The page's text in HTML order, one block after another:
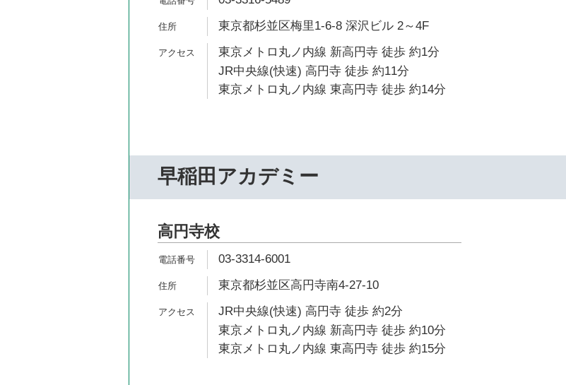
東京都杉並区梅里1-6-8 深沢ビル 2～4F
東京メトロ丸ノ内線 新高円寺 徒歩 約1分
JR中央線(快速) 高円寺 徒歩 約11分
東京メトロ丸ノ内線 東高円寺 徒歩 約14分
早稲田アカデミー
高円寺校
03-3314-6001
東京都杉並区高円寺南4-27-10
JR中央線(快速) 高円寺 徒歩 約2分
東京メトロ丸ノ内線 新高円寺 徒歩 約10分
東京メトロ丸ノ内線 東高円寺 徒歩 約15分